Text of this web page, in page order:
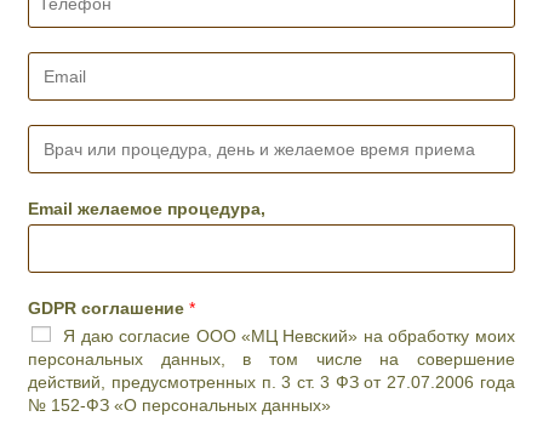
е
о
н
E
i
*
В
ч
и
и
р
о
ц
е
д
Email желаемое процедура,
GDPR соглашение*
Я даю согласие ООО «МЦ Невский» на обработку моих
персональных данных, в том числе на совершение
действий, предусмотренных п. 3 ст. 3 ФЗ от 27.07.2006 года
№ 152-ФЗ «О персональных данных»